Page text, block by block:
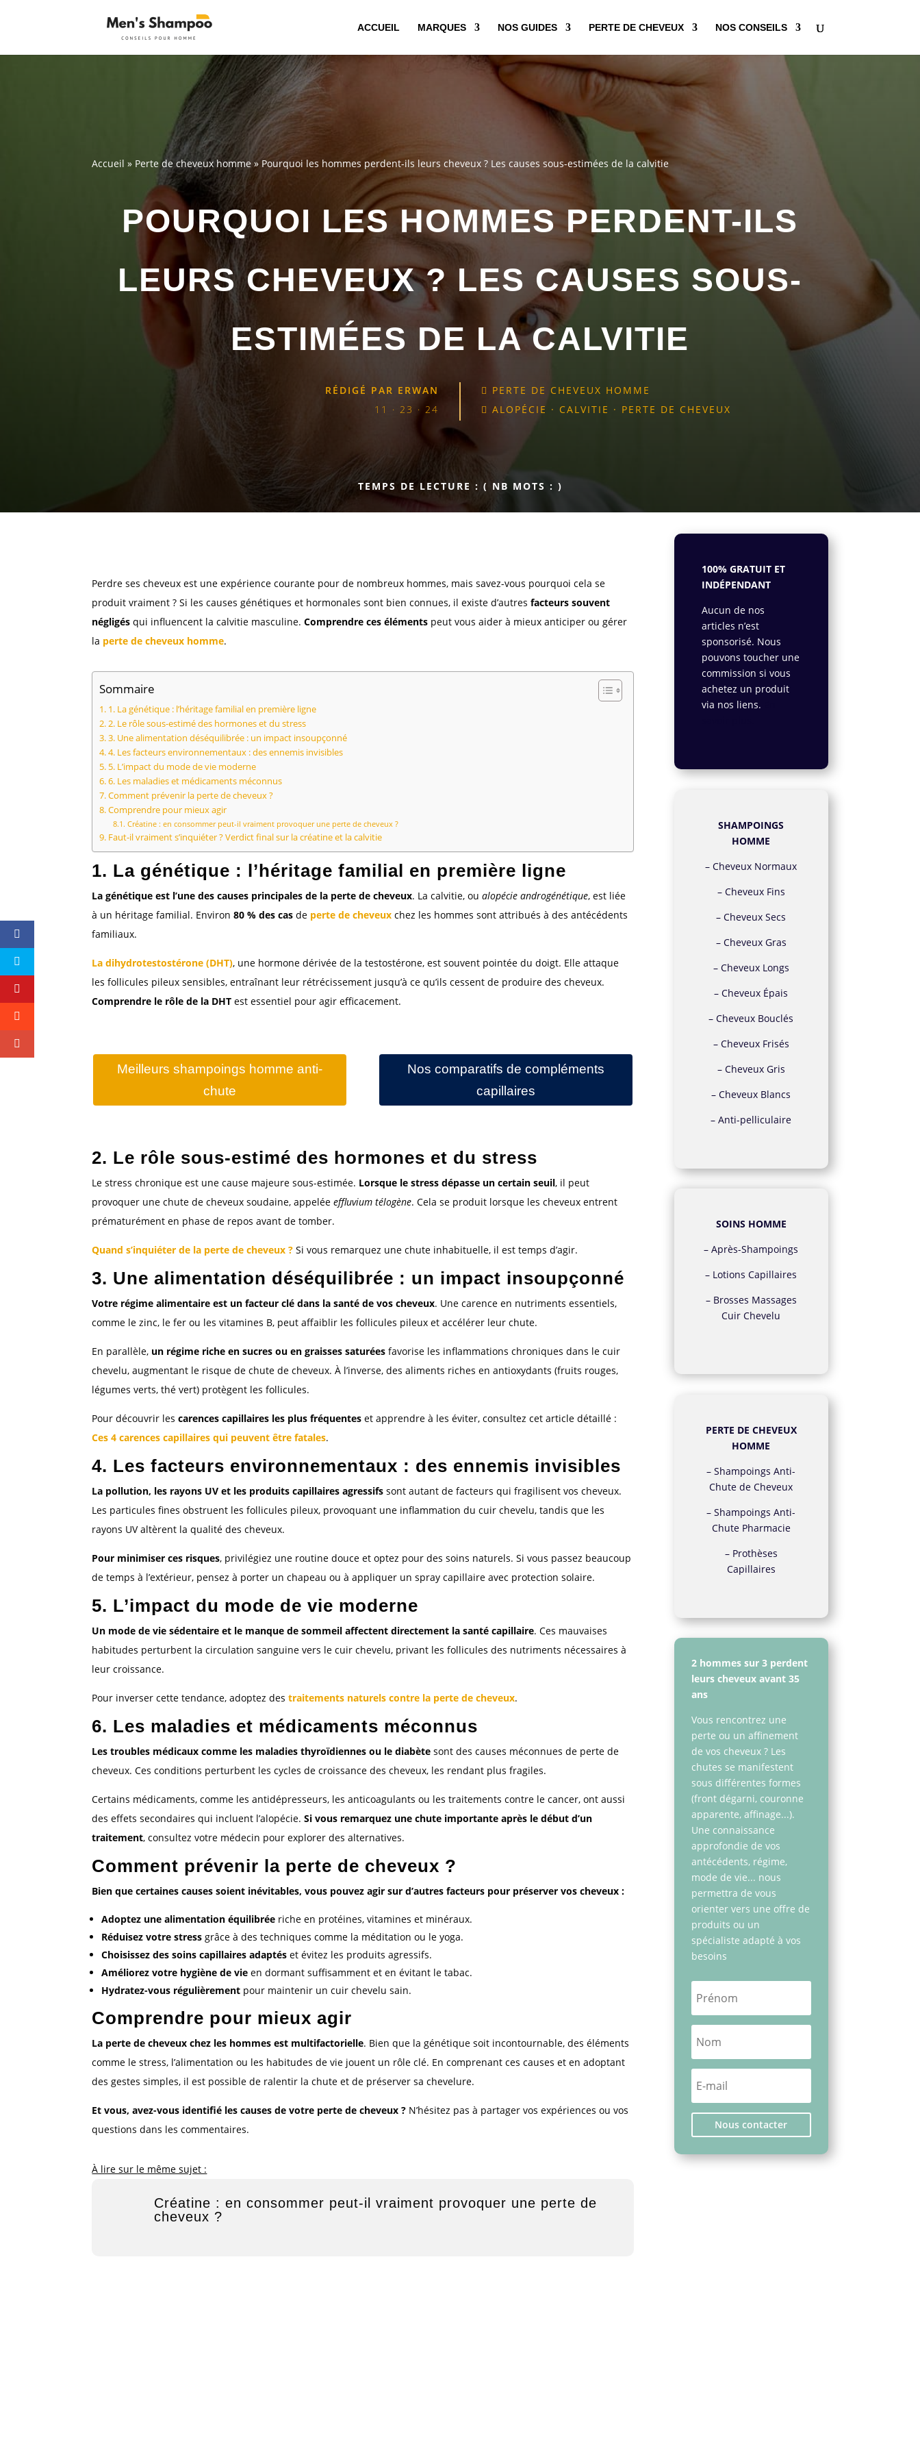
ACCUEIL MARQUES NOS GUIDES PERTE DE CHEVEUX NOS CONSEILS
Accueil » Perte de cheveux homme »Pourquoi les hommes perdent-ils leurs cheveux ? Les causes sous-estimées de la calvitie
POURQUOI LES HOMMES PERDENT-ILS
LEURS CHEVEUX ? LES CAUSES SOUS-
ESTIMÉES DE LA CALVITIE
RÉDIGÉ PAR ERWAN
11 · 23 · 24
 PERTE DE CHEVEUX HOMME
 ALOPÉCIE · CALVITIE · PERTE DE CHEVEUX
TEMPS DE LECTURE : ( NB MOTS : )
Perdre ses cheveux est une expérience courante pour de nombreux hommes, mais savez-vous pourquoi cela se
produit vraiment ? Si les causes génétiques et hormonales sont bien connues, il existe d’autresfacteurs souvent
négligés qui influencent la calvitie masculine.Comprendre ces éléments peut vous aider à mieux anticiper ou gérer
la perte de cheveux homme.
Sommaire
1. La génétique : l’héritage familial en première ligne
2. Le rôle sous-estimé des hormones et du stress
3. Une alimentation déséquilibrée : un impact insoupçonné
4. Les facteurs environnementaux : des ennemis invisibles
5. L’impact du mode de vie moderne
6. Les maladies et médicaments méconnus
Comment prévenir la perte de cheveux ?
Comprendre pour mieux agir
Créatine : en consommer peut-il vraiment provoquer une perte de cheveux ?
Faut-il vraiment s’inquiéter ? Verdict final sur la créatine et la calvitie
1. La génétique : l’héritage familial en première ligne
La génétique est l’une des causes principales de la perte de cheveux. La calvitie, oualopécie androgénétique, est liée
à un héritage familial. Environ80 % des cas de perte de cheveux chez les hommes sont attribués à des antécédents
familiaux.
La dihydrotestostérone (DHT), une hormone dérivée de la testostérone, est souvent pointée du doigt. Elle attaque
les follicules pileux sensibles, entraînant leur rétrécissement jusqu’à ce qu’ils cessent de produire des cheveux.
Comprendre le rôle de la DHT est essentiel pour agir efficacement.
Meilleurs shampoings homme anti-
chute
Nos comparatifs de compléments
capillaires
2. Le rôle sous-estimé des hormones et du stress
Le stress chronique est une cause majeure sous-estimée. Lorsque le stress dépasse un certain seuil, il peut
provoquer une chute de cheveux soudaine, appeléeeffluvium télogène. Cela se produit lorsque les cheveux entrent
prématurément en phase de repos avant de tomber.
Quand s’inquiéter de la perte de cheveux ? Si vous remarquez une chute inhabituelle, il est temps d’agir.
3. Une alimentation déséquilibrée : un impact insoupçonné
Votre régime alimentaire est un facteur clé dans la santé de vos cheveux. Une carence en nutriments essentiels,
comme le zinc, le fer ou les vitamines B, peut affaiblir les follicules pileux et accélérer leur chute.
En parallèle, un régime riche en sucres ou en graisses saturées favorise les inflammations chroniques dans le cuir
chevelu, augmentant le risque de chute de cheveux. À l’inverse, des aliments riches en antioxydants (fruits rouges,
légumes verts, thé vert) protègent les follicules.
Pour découvrir lescarences capillaires les plus fréquentes et apprendre à les éviter, consultez cet article détaillé :
Ces 4 carences capillaires qui peuvent être fatales.
4. Les facteurs environnementaux : des ennemis invisibles
La pollution, les rayons UV et les produits capillaires agressifs sont autant de facteurs qui fragilisent vos cheveux.
Les particules fines obstruent les follicules pileux, provoquant une inflammation du cuir chevelu, tandis que les
rayons UV altèrent la qualité des cheveux.
Pour minimiser ces risques, privilégiez une routine douce et optez pour des soins naturels. Si vous passez beaucoup
de temps à l’extérieur, pensez à porter un chapeau ou à appliquer un spray capillaire avec protection solaire.
5. L’impact du mode de vie moderne
Un mode de vie sédentaire et le manque de sommeil affectent directement la santé capillaire. Ces mauvaises
habitudes perturbent la circulation sanguine vers le cuir chevelu, privant les follicules des nutriments nécessaires à
leur croissance.
Pour inverser cette tendance, adoptez destraitements naturels contre la perte de cheveux.
6. Les maladies et médicaments méconnus
Les troubles médicaux comme les maladies thyroïdiennes ou le diabète sont des causes méconnues de perte de
cheveux. Ces conditions perturbent les cycles de croissance des cheveux, les rendant plus fragiles.
Certains médicaments, comme les antidépresseurs, les anticoagulants ou les traitements contre le cancer, ont aussi
des effets secondaires qui incluent l’alopécie.Si vous remarquez une chute importante après le début d’un
traitement, consultez votre médecin pour explorer des alternatives.
Comment prévenir la perte de cheveux ?
Bien que certaines causes soient inévitables, vous pouvez agir sur d’autres facteurs pour préserver vos cheveux :
Adoptez une alimentation équilibrée riche en protéines, vitamines et minéraux.
Réduisez votre stress grâce à des techniques comme la méditation ou le yoga.
Choisissez des soins capillaires adaptés et évitez les produits agressifs.
Améliorez votre hygiène de vie en dormant suffisamment et en évitant le tabac.
Hydratez-vous régulièrement pour maintenir un cuir chevelu sain.
Comprendre pour mieux agir
La perte de cheveux chez les hommes est multifactorielle. Bien que la génétique soit incontournable, des éléments
comme le stress, l’alimentation ou les habitudes de vie jouent un rôle clé. En comprenant ces causes et en adoptant
des gestes simples, il est possible de ralentir la chute et de préserver sa chevelure.
Et vous, avez-vous identifié les causes de votre perte de cheveux ? N’hésitez pas à partager vos expériences ou vos
questions dans les commentaires.
À lire sur le même sujet :
Créatine : en consommer peut-il vraiment provoquer une perte de
cheveux ?
100% GRATUIT ET
INDÉPENDANT
Aucun de nos
articles n’est
sponsorisé. Nous
pouvons toucher une
commission si vous
achetez un produit
via nos liens.
SHAMPOINGS
HOMME
–Cheveux Normaux
– Cheveux Fins
–Cheveux Secs
– Cheveux Gras
– Cheveux Longs
–Cheveux Épais
–Cheveux Bouclés
– Cheveux Frisés
– Cheveux Gris
–Cheveux Blancs
–Anti-pelliculaire
SOINS HOMME
–Après-Shampoings
– Lotions Capillaires
– Brosses Massages
Cuir Chevelu
PERTE DE CHEVEUX
HOMME
–Shampoings Anti-
Chute de Cheveux
–Shampoings Anti-
Chute Pharmacie
– Prothèses
Capillaires
2 hommes sur 3 perdent
leurs cheveux avant 35
ans
Vous rencontrez une
perte ou un affinement
de vos cheveux ? Les
chutes se manifestent
sous différentes formes
(front dégarni, couronne
apparente, affinage...).
Une connaissance
approfondie de vos
antécédents, régime,
mode de vie... nous
permettra de vous
orienter vers une offre de
produits ou un
spécialiste adapté à vos
besoins
Nous contacter